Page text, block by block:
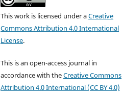
This work is licensed under aCreative
Commons Attribution 4.0 International
License.
This is an open-access journal in
accordance with theCreative Commons
Attribution 4.0 International (CC BY 4.0)